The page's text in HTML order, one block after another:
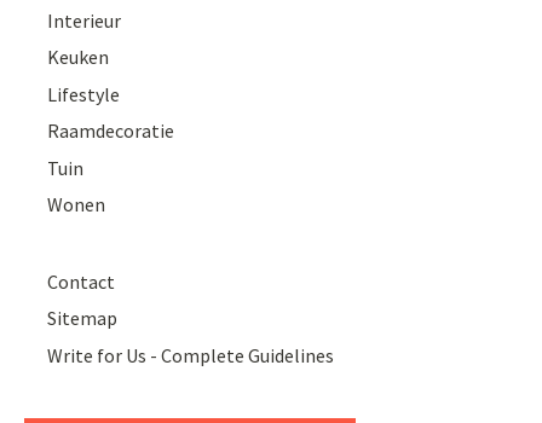
Interieur
Keuken
Lifestyle
Raamdecoratie
Tuin
Wonen
Contact
Sitemap
Write for Us - Complete Guidelines